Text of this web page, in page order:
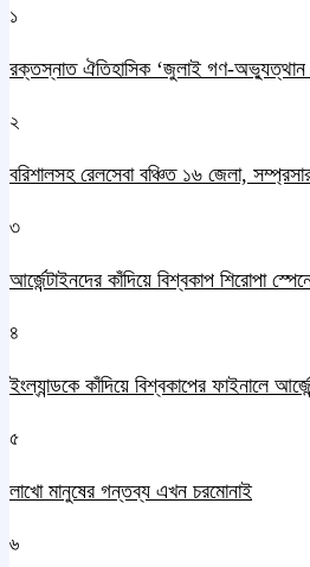
১
রক্তস্নাত ঐতিহাসিক ‌‘জুলাই গণ-
২
বরিশালসহ রেলসেবা বঞ্চিত ১৬ জেলা,
৩
আর্জেন্টাইনদের কাঁদিয়ে বিশ্বকাপ শিরোপা
৪
ইংল্যান্ডকে কাঁদিয়ে বিশ্বকাপের ফাইনালে
৫
লাখো মানুষের গন্তব্য এখন চরমোনাই
৬